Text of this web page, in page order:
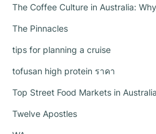
The Coffee Culture in Australia:
The Pinnacles
tips for planning a cruise
tofusan high protein ราคา
Top Street Food Markets in Australia
Twelve Apostles